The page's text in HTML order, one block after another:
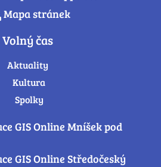
Mapa stránek
Volný čas
Aktuality
Kultura
Spolky
GIS Online Mníšek pod
GIS Online Středočeský